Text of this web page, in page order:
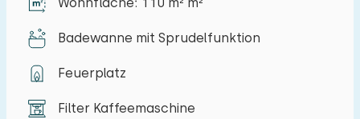
Badewanne mit Sprudelfunktion
Feuerplatz
Filter Kaffeemaschine